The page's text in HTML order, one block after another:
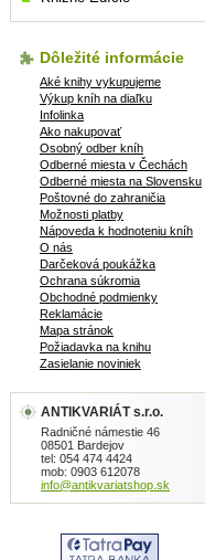
Dôležité informácie
Aké knihy vykupujeme
Výkup kníh na diaľku
Infolinka
Ako nakupovať
Osobný odber kníh
Odberné miesta v Čechách
Odberné miesta na Slovensku
Poštovné do zahraničia
Možnosti platby
Nápoveda k hodnoteniu kníh
O nás
Darčeková poukážka
Ochrana súkromia
Obchodné podmienky
Reklamácie
Mapa stránok
Požiadavka na knihu
Zasielanie noviniek
ANTIKVARIÁT s.r.o.
Radničné námestie 46
08501 Bardejov
tel: 054 474 4424
mob: 0903 612078
info@antikvariatshop.sk